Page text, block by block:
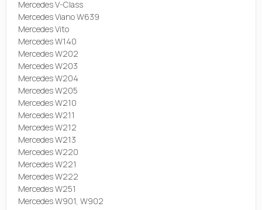
Mercedes V-Class
Mercedes Viano W639
Mercedes Vito
Mercedes W140
Mercedes W202
Mercedes W203
Mercedes W204
Mercedes W205
Mercedes W210
Mercedes W211
Mercedes W212
Mercedes W213
Mercedes W220
Mercedes W221
Mercedes W222
Mercedes W251
Mercedes W901, W902